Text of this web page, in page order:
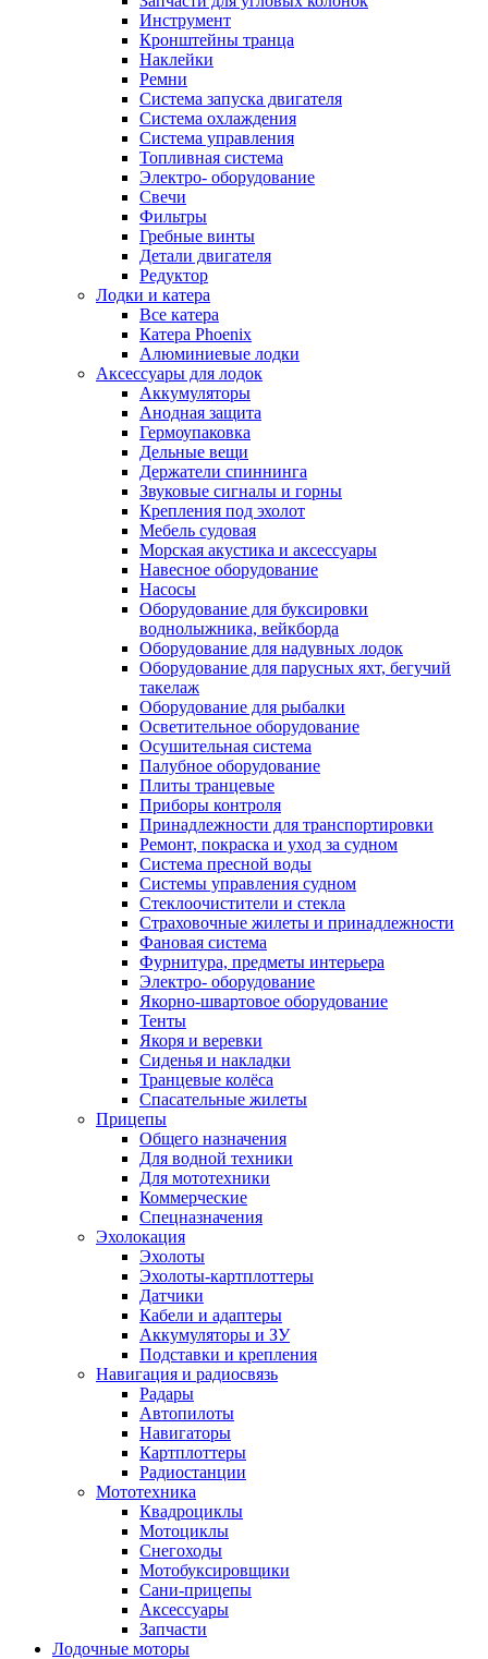
Инструмент
Кронштейны транца
Наклейки
Ремни
Система запуска двигателя
Система охлаждения
Система управления
Топливная система
Электро- оборудование
Свечи
Фильтры
Гребные винты
Детали двигателя
Редуктор
Лодки и катера
Все катера
Катера Phoenix
Алюминиевые лодки
Аксессуары для лодок
Аккумуляторы
Анодная защита
Гермоупаковка
Дельные вещи
Держатели спиннинга
Звуковые сигналы и горны
Крепления под эхолот
Мебель судовая
Морская акустика и аксессуары
Навесное оборудование
Насосы
Оборудование для буксировки
воднолыжника, вейкборда
Оборудование для надувных лодок
Оборудование для парусных яхт, бегучий
такелаж
Оборудование для рыбалки
Осветительное оборудование
Осушительная система
Палубное оборудование
Плиты транцевые
Приборы контроля
Принадлежности для транспортировки
Ремонт, покраска и уход за судном
Система пресной воды
Системы управления судном
Стеклоочистители и стекла
Страховочные жилеты и принадлежности
Фановая система
Фурнитура, предметы интерьера
Электро- оборудование
Якорно-швартовое оборудование
Тенты
Якоря и веревки
Сиденья и накладки
Транцевые колёса
Спасательные жилеты
Прицепы
Общего назначения
Для водной техники
Для мототехники
Коммерческие
Спецназначения
Эхолокация
Эхолоты
Эхолоты-картплоттеры
Датчики
Кабели и адаптеры
Аккумуляторы и ЗУ
Подставки и крепления
Навигация и радиосвязь
Радары
Автопилоты
Навигаторы
Картплоттеры
Радиостанции
Мототехника
Квадроциклы
Мотоциклы
Снегоходы
Мотобуксировщики
Сани-прицепы
Аксессуары
Запчасти
Лодочные моторы